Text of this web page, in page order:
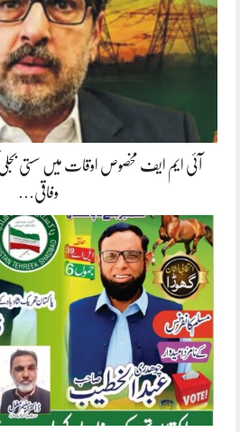
آئی ایم ایف مخصوص اوقات میں سستی
وفاقی…